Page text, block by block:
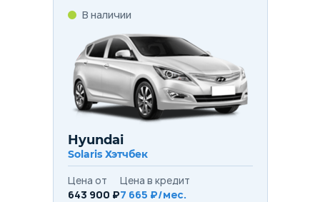
В наличии
Hyundai
Solaris Хэтчбек
Цена от
643 900 ₽
Цена в кредит
7 665 ₽/мес.